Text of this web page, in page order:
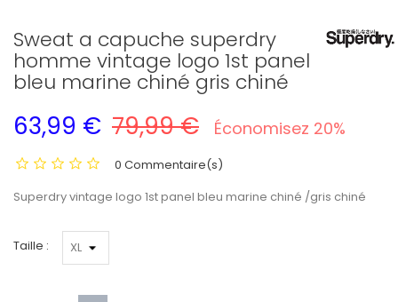
Sweat a capuche superdry
homme vintage logo 1st panel
bleu marine chiné gris chiné
63,99 € 79,99 € Économisez 20%
0 Commentaire(s)
Superdry vintage logo 1st panel bleu marine chiné /gris chiné
Taille :